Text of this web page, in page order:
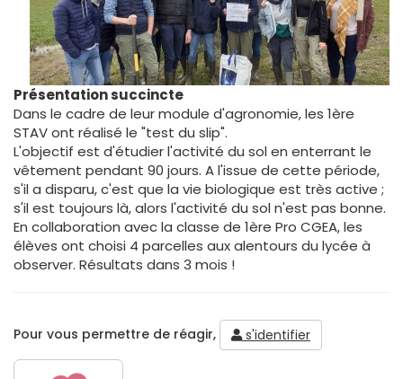
Présentation succincte
Dans le cadre de leur module d'agronomie, les 1ère
STAV ont réalisé le "test du slip".
L'objectif est d'étudier l'activité du sol en enterrant le
vêtement pendant 90 jours. A l'issue de cette période,
s'il a disparu, c'est que la vie biologique est très active ;
s'il est toujours là, alors l'activité du sol n'est pas bonne.
En collaboration avec la classe de 1ère Pro CGEA, les
élèves ont choisi 4 parcelles aux alentours du lycée à
observer. Résultats dans 3 mois !
Pour vous permettre de réagir, s'identifier